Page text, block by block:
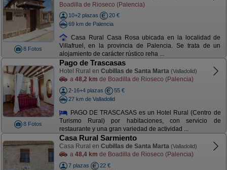
8 Fotos
Boadilla de Rioseco (Palencia)
10+2 plazas
20 €
69 km de Palencia
Casa Rural Casa Rosa ubicada en la localidad de
Villafruel, en la provincia de Palencia. Se trata de un
alojamiento de carácter rústico reha ...
8 Fotos
Pago de Trascasas
Hotel Rural en Cubillas de Santa Marta (Valladolid)
a 48,2 km de Boadilla de Rioseco (Palencia)
2-16+4 plazas
55 €
27 km de Valladolid
PAGO DE TRASCASAS es un Hotel Rural (Centro de
Turismo Rural) por habitaciones, con servicio de
restaurante y una gran variedad de actividad ...
Casa Rural Sarmiento
Casa Rural en Cubillas de Santa Marta (Valladolid)
a 48,4 km de Boadilla de Rioseco (Palencia)
7 plazas
22 €